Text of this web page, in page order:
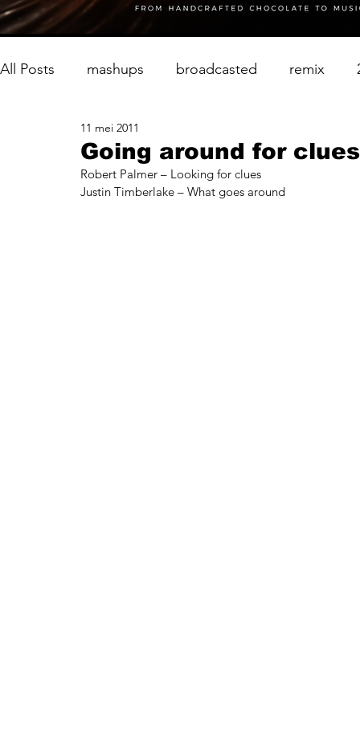
All Posts mashups broadcasted remix
Going around for clues
11 mei 2011
Robert Palmer – Looking for clues
Justin Timberlake – What goes around